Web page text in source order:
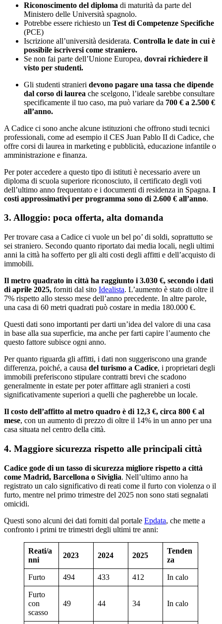
Riconoscimento del diploma di maturità da parte del
Ministero delle Università spagnolo.
Potrebbe essere richiesto un Test di Competenze Specifiche
(PCE)
Iscrizione all’università desiderata. Controlla le date in cui è
possibile iscriversi come straniero.
Se non fai parte dell’Unione Europea, dovrai richiedere il
visto per studenti.
Gli studenti stranieri devono pagare una tassa che dipende
dal corso di laurea che scelgono, l’ideale sarebbe consultare
specificamente il tuo caso, ma può variare da 700 € a 2.500 €
all’anno.
A Cadice ci sono anche alcune istituzioni che offrono studi tecnici
professionali, come ad esempio il CES Juan Pablo II di Cadice, che
offre corsi di laurea in marketing e pubblicità, educazione infantile o
amministrazione e finanza.
Per poter accedere a questo tipo di istituti è necessario avere un
diploma di scuola superiore riconosciuto, il certificato degli voti
dell’ultimo anno frequentato e i documenti di residenza in Spagna. I
costi approssimativi per programma sono di 2.600 € all’anno.
3. Alloggio: poca offerta, alta domanda
Per trovare casa a Cadice ci vuole un bel po’ di soldi, soprattutto se
sei straniero. Secondo quanto riportato dai media locali, negli ultimi
anni la città ha sofferto per gli alti costi degli affitti e dell’acquisto di
immobili.
Il metro quadrato in città ha raggiunto i 3.030 €, secondo i dati
di aprile 2025, forniti dal sito Idealista. L’aumento è stato di oltre il
7% rispetto allo stesso mese dell’anno precedente. In altre parole,
una casa di 60 metri quadrati può costare in media 180.000 €.
Questi dati sono importanti per darti un’idea del valore di una casa
in base alla sua superficie, ma anche per farti capire l’aumento che
questo fattore subisce ogni anno.
Per quanto riguarda gli affitti, i dati non suggeriscono una grande
differenza, poiché, a causa del turismo a Cadice, i proprietari degli
immobili preferiscono stipulare contratti brevi che scadono
generalmente in estate per poter affittare agli stranieri a costi
significativamente superiori a quelli che pagherebbe un locale.
Il costo dell’affitto al metro quadro è di 12,3 €, circa 800 € al
mese, con un aumento di prezzo di oltre il 14% in un anno per una
casa situata nel centro della città.
4. Maggiore sicurezza rispetto alle principali città
Cadice gode di un tasso di sicurezza migliore rispetto a città
come Madrid, Barcellona o Siviglia. Nell’ultimo anno ha
registrato un calo significativo di reati come il furto con violenza o il
furto, mentre nel primo trimestre del 2025 non sono stati segnalati
omicidi.
Questi sono alcuni dei dati forniti dal portale Epdata, che mette a
confronto i primi tre trimestri degli ultimi tre anni:
Reati/a
nni
2023 2024 2025
Tenden
za
Furto 494 433 412 In calo
Furto
con
scasso
49 44 34 In calo